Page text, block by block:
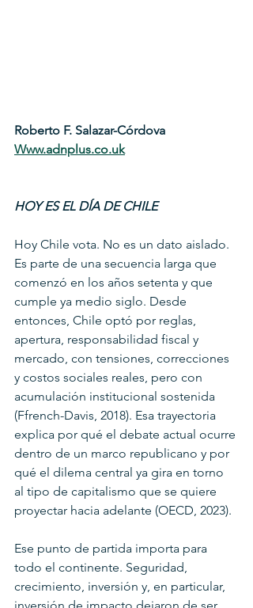
Roberto F. Salazar-Córdova
Www.adnplus.co.uk
HOY ES EL DÍA DE CHILE
Hoy Chile vota. No es un dato aislado.
Es parte de una secuencia larga que
comenzó en los años setenta y que
cumple ya medio siglo. Desde
entonces, Chile optó por reglas,
apertura, responsabilidad fiscal y
mercado, con tensiones, correcciones
y costos sociales reales, pero con
acumulación institucional sostenida
(Ffrench-Davis, 2018). Esa trayectoria
explica por qué el debate actual ocurre
dentro de un marco republicano y por
qué el dilema central ya gira en torno
al tipo de capitalismo que se quiere
proyectar hacia adelante (OECD, 2023).
Ese punto de partida importa para
todo el continente. Seguridad,
crecimiento, inversión y, en particular,